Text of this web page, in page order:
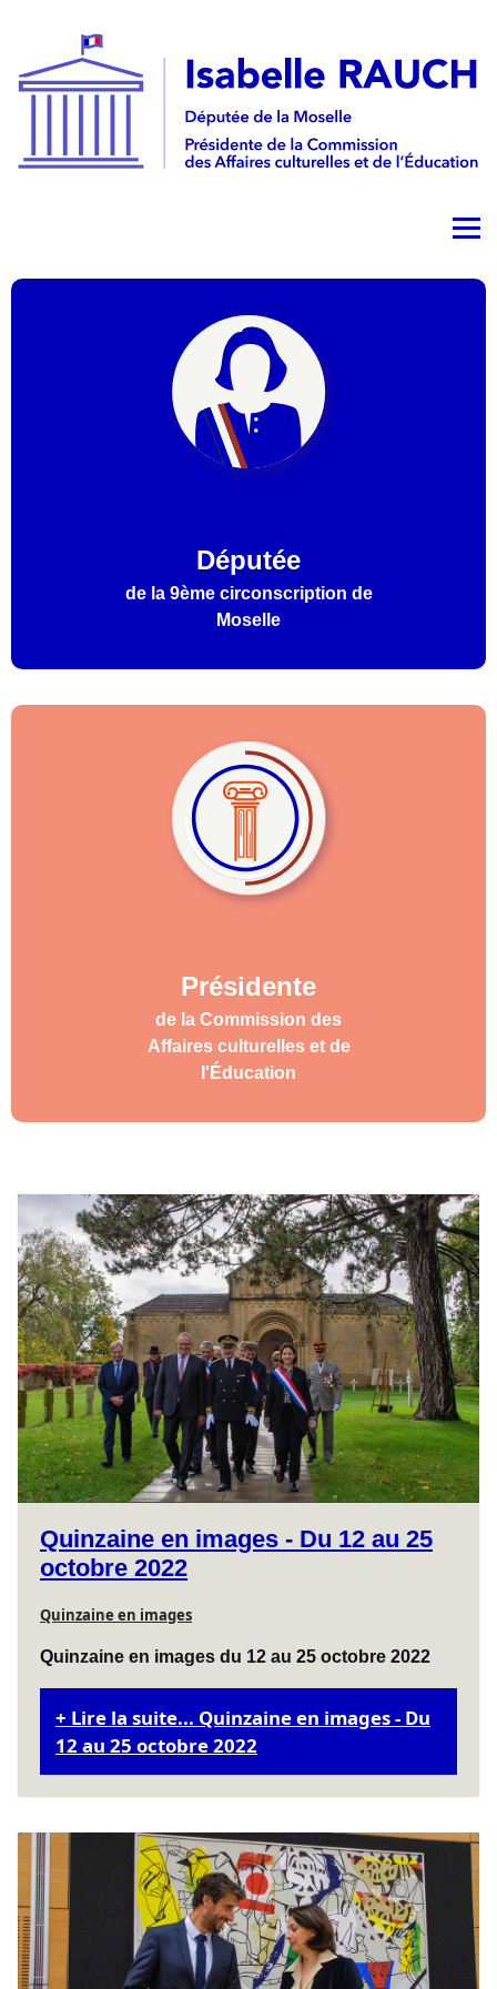
Députée
de la 9ème circonscription de
Moselle
Présidente
de la Commission des
Affaires culturelles et de
l'Éducation
Quinzaine en images - Du 12 au 25
octobre 2022
Quinzaine en images
Quinzaine en images du 12 au 25 octobre 2022
Lire la suite... Quinzaine en images - Du
12 au 25 octobre 2022